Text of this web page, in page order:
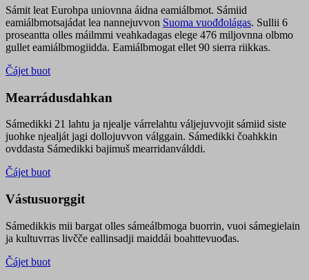
Sámit leat Eurohpa uniovnna áidna eamiálbmot. Sámiid
eamiálbmotsajádat lea nannejuvvon Suoma vuođđolágas. Sullii 6
proseantta olles máilmmi veahkadagas elege 476 miljovnna olbmo
gullet eamiálbmogiidda. Eamiálbmogat ellet 90 sierra riikkas.
Čájet buot
Mearrádusdahkan
Sámedikki 21 lahtu ja njealje várrelahtu váljejuvvojit sámiid siste
juohke njealját jagi dollojuvvon válggain. Sámedikki čoahkkin
ovddasta Sámedikki bajimuš mearridanválddi.
Čájet buot
Vástusuorggit
Sámedikkis mii bargat olles sámeálbmoga buorrin, vuoi sámegielain
ja kultuvrras livčče eallinsadji maiddái boahttevuođas.
Čájet buot